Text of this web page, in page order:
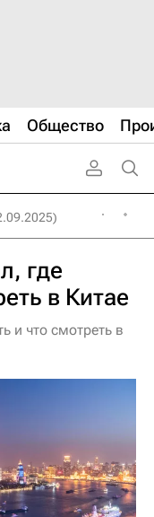
Общество
где
в Китае
и что смотреть в